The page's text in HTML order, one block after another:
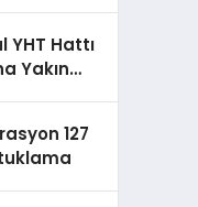
YHT Hattı
Yakın
127